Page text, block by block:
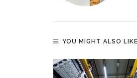
YOU MIGHT ALSO LIKE